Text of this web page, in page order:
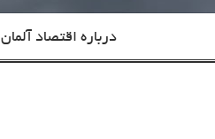
درباره اقتصاد آلمان